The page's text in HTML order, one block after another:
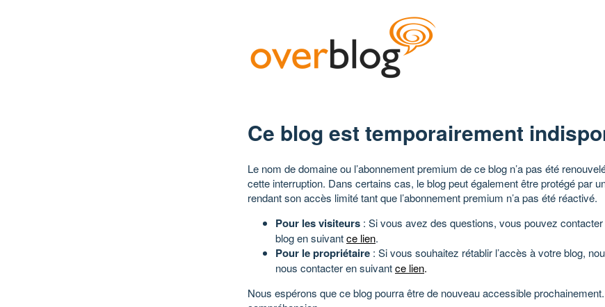
Ce blog est temporairement
Le nom de domaine ou l’abonnement premium de ce blog n’a pas été
cette interruption. Dans certains cas, le blog peut également être protégé par
rendant son accès limité tant que l’abonnement premium n’a pas été réactivé.
Pour les visiteurs : Si vous avez des questions, vous pouvez
blog en suivantce lien.
Pour le propriétaire : Si vous souhaitez rétablir l’accès à votre blog,
nous contacter en suivantce lien.
Nous espérons que ce blog pourra être de nouveau accessible